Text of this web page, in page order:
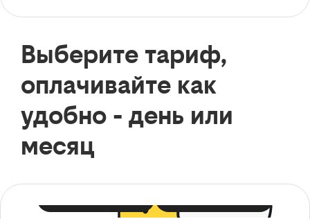
Выберите тариф,
оплачивайте как
удобно - день или
месяц